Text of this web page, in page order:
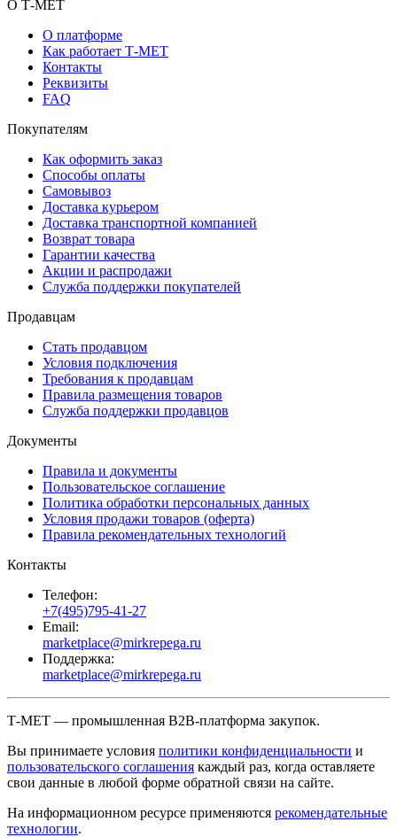
О Т-МЕТ
О платформе
Как работает Т-МЕТ
Контакты
Реквизиты
FAQ
Покупателям
Как оформить заказ
Способы оплаты
Самовывоз
Доставка курьером
Доставка транспортной компанией
Возврат товара
Гарантии качества
Акции и распродажи
Служба поддержки покупателей
Продавцам
Стать продавцом
Условия подключения
Требования к продавцам
Правила размещения товаров
Служба поддержки продавцов
Документы
Правила и документы
Пользовательское соглашение
Политика обработки персональных данных
Условия продажи товаров (оферта)
Правила рекомендательных технологий
Контакты
Телефон:
+7(495)795-41-27
Email:
marketplace@mirkrepega.ru
Поддержка:
marketplace@mirkrepega.ru
Т-МЕТ — промышленная B2B-платформа закупок.
Вы принимаете условия политики конфиденциальности и
пользовательского соглашения каждый раз, когда оставляете
свои данные в любой форме обратной связи на сайте.
На информационном ресурсе применяются рекомендательные
технологии.